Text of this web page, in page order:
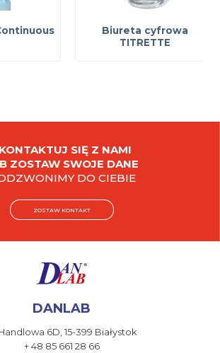
Biureta cyfrowa
TITRETTE
SIĘ Z NAMI
ZOSTAW SWOJE DANE
DO CIEBIE
ZOSTAW KONTAKT
DANLAB
6D,15-399 Białystok
+ 48 85 661 28 66